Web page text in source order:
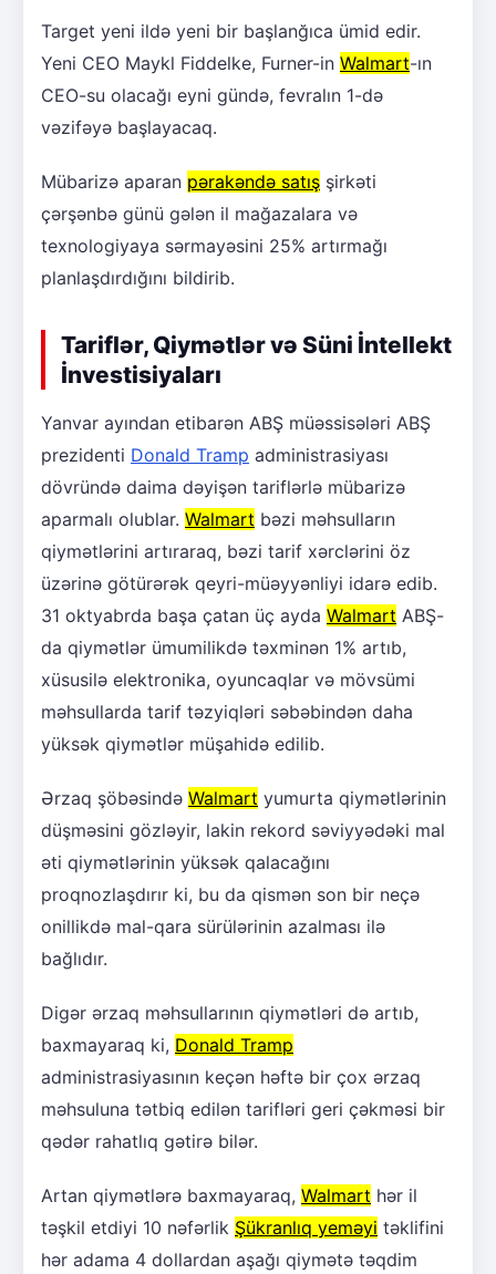
Target yeni ildə yeni bir başlanğıca ümid edir.
Yeni CEO Maykl Fiddelke, Furner-in Walmart-ın
CEO-su olacağı eyni gündə, fevralın 1-də
vəzifəyə başlayacaq.
Mübarizə aparan pərakəndə satış şirkəti
çərşənbə günü gələn il mağazalara və
texnologiyaya sərmayəsini 25% artırmağı
planlaşdırdığını bildirib.
Tariflər, Qiymətlər və Süni İntellekt
İnvestisiyaları
Yanvar ayından etibarən ABŞ müəssisələri ABŞ
prezidenti Donald Tramp administrasiyası
dövründə daima dəyişən tariflərlə mübarizə
aparmalı olublar. Walmart bəzi məhsulların
qiymətlərini artıraraq, bəzi tarif xərclərini öz
üzərinə götürərək qeyri-müəyyənliyi idarə edib.
31 oktyabrda başa çatan üç ayda Walmart ABŞ-
da qiymətlər ümumilikdə təxminən 1% artıb,
xüsusilə elektronika, oyuncaqlar və mövsümi
məhsullarda tarif təzyiqləri səbəbindən daha
yüksək qiymətlər müşahidə edilib.
Ərzaq şöbəsində Walmart yumurta qiymətlərinin
düşməsini gözləyir, lakin rekord səviyyədəki mal
əti qiymətlərinin yüksək qalacağını
proqnozlaşdırır ki, bu da qismən son bir neçə
onillikdə mal-qara sürülərinin azalması ilə
bağlıdır.
Digər ərzaq məhsullarının qiymətləri də artıb,
baxmayaraq ki, Donald Tramp
administrasiyasının keçən həftə bir çox ərzaq
məhsuluna tətbiq edilən tarifləri geri çəkməsi bir
qədər rahatlıq gətirə bilər.
Artan qiymətlərə baxmayaraq, Walmart hər il
təşkil etdiyi 10 nəfərlik Şükranlıq yeməyi təklifini
hər adama 4 dollardan aşağı qiymətə təqdim